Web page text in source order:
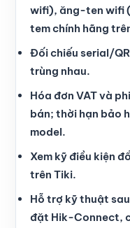
wifi), ăng-ten wifi
tem chính hãng
Đối chiếu serial/
trùng nhau.
Hóa đơn VAT và
bán; thời hạn bảo
model.
Xem kỹ điều kiện
trên Tiki.
Hỗ trợ kỹ thuật
đặt Hik-Connect,